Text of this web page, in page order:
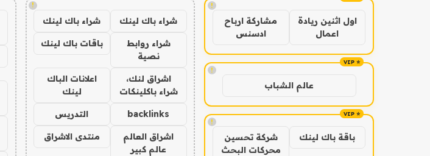
!
اول اثنين ريادة
اعمال
مشاركة ارباح
ادسنس
!
عالم الشباب
!
باقة باك لينك
شركة تحسين
محركات البحث
!
شراء باك لينك شراء باك لينك
شراء روابط
نصية
باقات باك لينك
اشراق لنك،
شراء باكلينكات
اعلانات الباك
لينك
backlinks التدريس
اشراق العالم
عالم كبير
منتدى الاشراق